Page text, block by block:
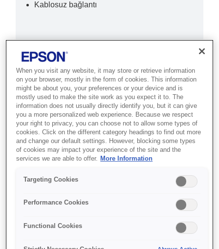
Kablosuz bağlantı
Де купити
Функції
Her oda için etkileşimli HD
(gölge/yansıma yok)
When you visit any website, it may store or retrieve information
on your browser, mostly in the form of cookies. This information
might be about you, your preferences or your device and is
mostly used to make the site work as you expect it to. The
information does not usually directly identify you, but it can give
you a more personalized web experience. Because we respect
your right to privacy, you can choose not to allow some types of
cookies. Click on the different category headings to find out more
and change our default settings. However, blocking some types
of cookies may impact your experience of the site and the
services we are able to offer. More Information
Targeting Cookies
Performance Cookies
Functional Cookies